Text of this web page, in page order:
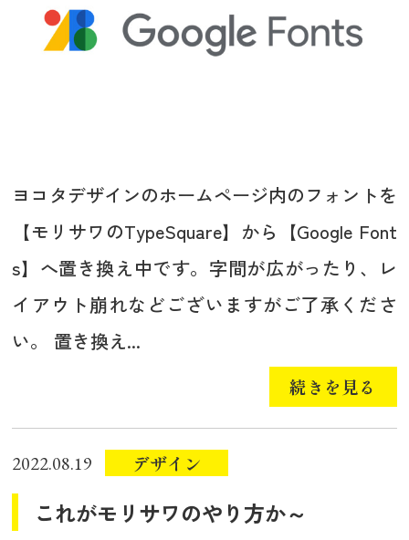
ヨコタデザインのホームページ内のフォントを
【モリサワのTypeSquare】から【Google Font
s】へ置き換え中です。字間が広がったり、レ
イアウト崩れなどございますがご了承くださ
い。 置き換え...
続きを見る
2022.08.19 デザイン
これがモリサワのやり方か～